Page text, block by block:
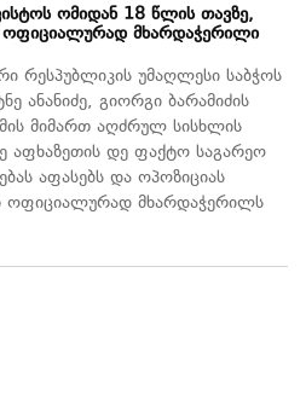
ომიდან 18 წლის თავზე,
ოფიციალურად მხარდაჭერილი
რესპუბლიკის უმაღლესი საბჭოს
ანანიძე, გიორგი ბარამიძის
მიმართ აღძრულ სისხლის
აფხაზეთის დე ფაქტო საგარეო
აფასებს და ოპოზიციას
ოფიციალურად მხარდაჭერილს